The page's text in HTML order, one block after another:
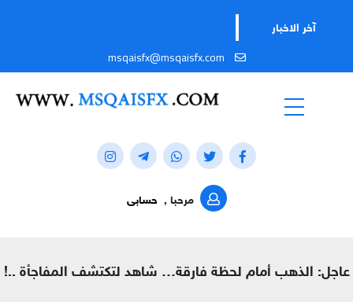
آخر الاخبار
msqaisfx@msqaisfx.com
مرحبا , حسابى
عاجل: الذهب أمام لحظة فارقة… شاهد لتكتشف المفاجأة ..!